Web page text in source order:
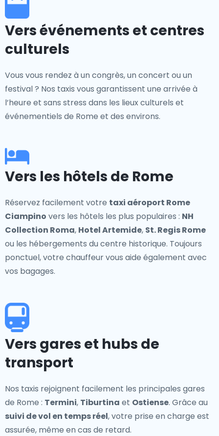
Vers événements et centres
culturels
Vous vous rendez à un congrès, un concert ou un
festival ? Nos taxis vous garantissent une arrivée à
l’heure et sans stress dans les lieux culturels et
événementiels de Rome et des environs.
Vers les hôtels de Rome
Réservez facilement votre taxi aéroport Rome
Ciampino vers les hôtels les plus populaires : NH
Collection Roma, Hotel Artemide, St. Regis Rome
ou les hébergements du centre historique. Toujours
ponctuel, votre chauffeur vous aide également avec
vos bagages.
Vers gares et hubs de
transport
Nos taxis rejoignent facilement les principales gares
de Rome : Termini, Tiburtina et Ostiense. Grâce au
suivi de vol en temps réel, votre prise en charge est
assurée, même en cas de retard.